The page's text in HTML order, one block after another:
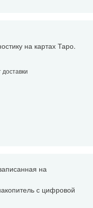
на картах Таро.
на
с цифровой